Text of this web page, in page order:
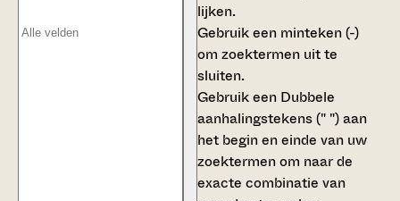
lijken.
Gebruik een minteken (-)
om zoektermen uit te
sluiten.
Gebruik een Dubbele
aanhalingstekens (" ")aan
het begin en einde van uw
zoektermen om naar de
exacte combinatie van